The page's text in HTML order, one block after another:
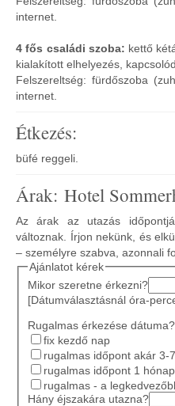
internet.
4 fős családi szoba: kettő
kialakított elhelyezés,
Felszereltség: fürdőszoba
internet.
Étkezés:
büfé reggeli.
Árak: Hotel
Az árak az utazás
változnak. Írjon nekünk, és
– személyre szabva, azonnali
Ajánlatot kérek
Mikor szeretne érkezni?
[Dátumválasztásnál óra-
Rugalmas érkezése dátuma?
fix kezdő nap
rugalmas időpont akár 3-
rugalmas időpont 1
rugalmas - a
Hány éjszakára utazna?